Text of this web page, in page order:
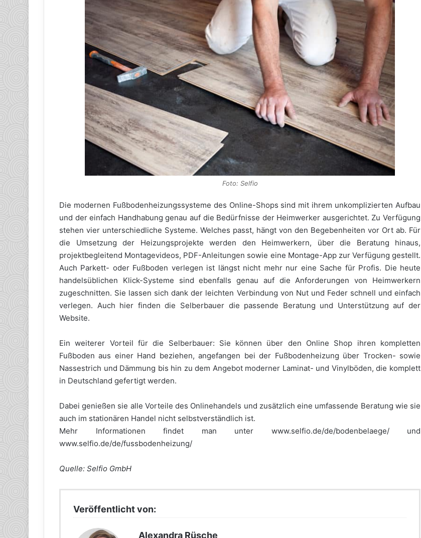
Foto: Selfio
Die modernen Fußbodenheizungssysteme des Online-Shops sind mit ihrem unkomplizierten Aufbau
und der einfach Handhabung genau auf die Bedürfnisse der Heimwerker ausgerichtet. Zu Verfügung
stehen vier unterschiedliche Systeme. Welches passt, hängt von den Begebenheiten vor Ort ab. Für
die Umsetzung der Heizungsprojekte werden den Heimwerkern, über die Beratung hinaus,
projektbegleitend Montagevideos, PDF-Anleitungen sowie eine Montage-App zur Verfügung gestellt.
Auch Parkett- oder Fußboden verlegen ist längst nicht mehr nur eine Sache für Profis. Die heute
handelsüblichen Klick-Systeme sind ebenfalls genau auf die Anforderungen von Heimwerkern
zugeschnitten. Sie lassen sich dank der leichten Verbindung von Nut und Feder schnell und einfach
verlegen. Auch hier finden die Selberbauer die passende Beratung und Unterstützung auf der
Website.
Ein weiterer Vorteil für die Selberbauer: Sie können über den Online Shop ihren kompletten
Fußboden aus einer Hand beziehen, angefangen bei der Fußbodenheizung über Trocken- sowie
Nassestrich und Dämmung bis hin zu dem Angebot moderner Laminat- und Vinylböden, die komplett
in Deutschland gefertigt werden.
Dabei genießen sie alle Vorteile des Onlinehandels und zusätzlich eine umfassende Beratung wie sie
auch im stationären Handel nicht selbstverständlich ist.
Mehr Informationen findet man unter www.selfio.de/de/bodenbelaege/ und
www.selfio.de/de/fussbodenheizung/
Quelle: Selfio GmbH
Veröffentlicht von:
Alexandra Rüsche